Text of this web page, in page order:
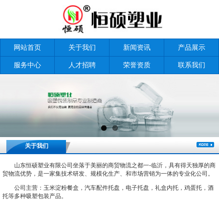
网站首页 关于我们 新闻资讯 产品展示
服务中心 人才招聘 荣誉资质 联系我们
关于我们
山东恒硕塑业有限公司坐落于美丽的商贸物流之都一-临沂，具有得天独厚的商
贸物流优势，是一家集技术研发、规模化生产、和市场营销为一体的专业化公司。
公司主营：玉米淀粉餐盒，汽车配件托盘，电子托盘，礼盒内托，鸡蛋托，酒
托等多种吸塑包装产品。